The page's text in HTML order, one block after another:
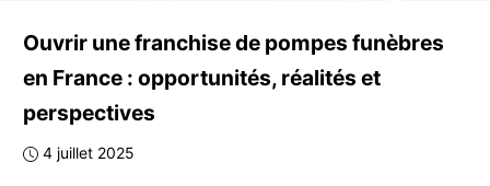
Ouvrir une franchise de pompes funèbres
en France : opportunités, réalités et
perspectives
4 juillet 2025